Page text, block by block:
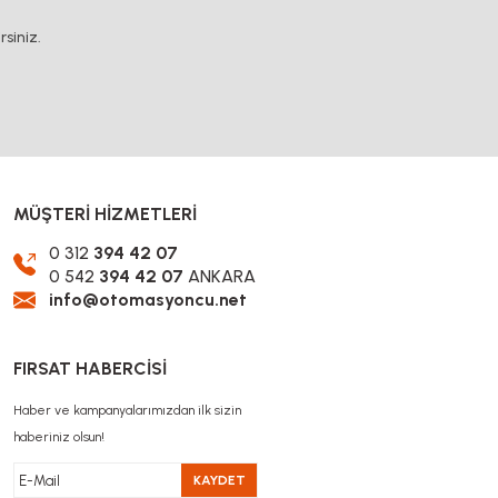
MÜŞTERİ HİZMETLERİ
0 312 394 42 07
0 542 394 42 07 ANKARA
info@otomasyoncu.net
FIRSAT HABERCİSİ
Haber ve kampanyalarımızdan ilk sizin
haberiniz olsun!
KAYDET